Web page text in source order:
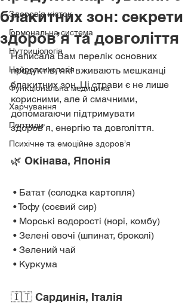
Здоров’я кісток
Гормональна система
Нутриціологія
Нейропсихологія
Функціональна медицина
Харчування
Пептиди
Психічне та емоційне здоров’я
блакитних зон: секрети
здоров’я та довголіття
Написала Вам перелік основних
продуктів, які вживають мешканці
блакитних зон. Ці страви є не лише
корисними, але й смачними,
допомагаючи підтримувати
здоров’я, енергію та довголіття.
🌿 Окінава, Японія
• Батат (солодка картопля)
• Тофу (соєвий сир)
• Морські водорості (норі, комбу)
• Зелені овочі (шпинат, броколі)
• Зелений чай
• Куркума
🇮🇹 Сардинія, Італія